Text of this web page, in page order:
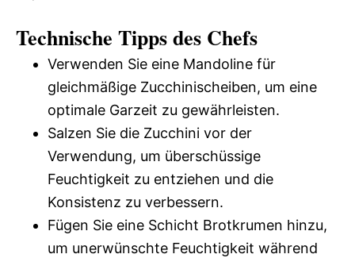
Technische Tipps des Chefs
Verwenden Sie eine Mandoline für
gleichmäßige Zucchinischeiben, um eine
optimale Garzeit zu gewährleisten.
Salzen Sie die Zucchini vor der
Verwendung, um überschüssige
Feuchtigkeit zu entziehen und die
Konsistenz zu verbessern.
Fügen Sie eine Schicht Brotkrumen hinzu,
um unerwünschte Feuchtigkeit während